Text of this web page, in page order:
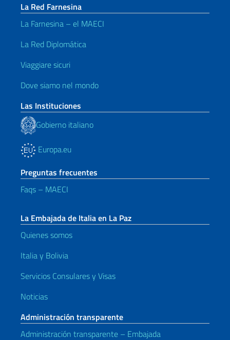
La Red Farnesina
La Farnesina – el MAECI
La Red Diplomática
Viaggiare sicuri
Dove siamo nel mondo
Las Instituciones
Gobierno italiano
Europa.eu
Preguntas frecuentes
Faqs – MAECI
La Embajada de Italia en La Paz
Quienes somos
Italia y Bolivia
Servicios Consulares y Visas
Noticias
Administración transparente
Administración transparente – Embajada